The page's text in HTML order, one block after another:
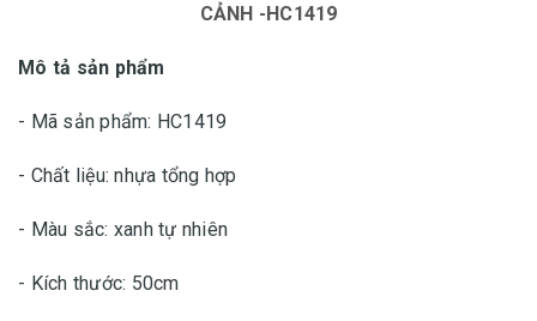
CẢNH -HC1419
Mô tả sản phẩm
- Mã sản phẩm: HC1419
- Chất liệu: nhựa tổng hợp
- Màu sắc: xanh tự nhiên
- Kích thước: 50cm